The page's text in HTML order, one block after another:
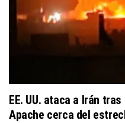
EE. UU. ataca a Irán
Apache cerca del